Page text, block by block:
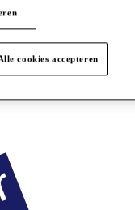
cookies accepteren